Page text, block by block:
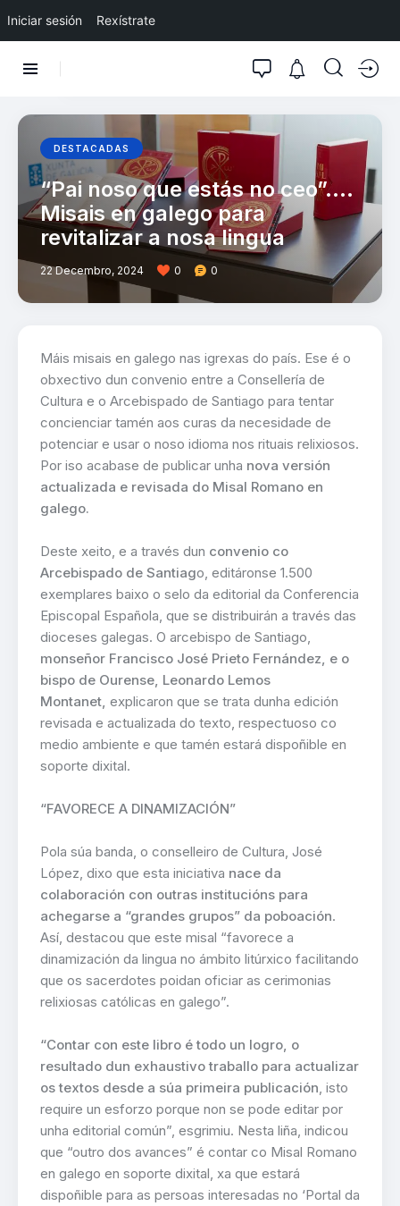
Iniciar sesión Rexístrate
DESTACADAS
“Pai noso que estás no ceo”….
Misais en galego para
revitalizar a nosa lingua
22 Decembro, 2024 0 0
Máis misais en galego nas igrexas do país. Ese é o
obxectivo dun convenio entre a Consellería de
Cultura e o Arcebispado de Santiago para tentar
concienciar tamén aos curas da necesidade de
potenciar e usar o noso idioma nos rituais relixiosos.
Por iso acabase de publicar unha nova versión
actualizada e revisada do Misal Romano en
galego.
Deste xeito, e a través dun convenio co
Arcebispado de Santiago, editáronse 1.500
exemplares baixo o selo da editorial da Conferencia
Episcopal Española, que se distribuirán a través das
dioceses galegas. O arcebispo de Santiago,
monseñor Francisco José Prieto Fernández, e o
bispo de Ourense, Leonardo Lemos
Montanet, explicaron que se trata dunha edición
revisada e actualizada do texto, respectuoso co
medio ambiente e que tamén estará dispoñible en
soporte dixital.
“FAVORECE A DINAMIZACIÓN”
Pola súa banda, o conselleiro de Cultura, José
López, dixo que esta iniciativa nace da
colaboración con outras institucións para
achegarse a “grandes grupos” da poboación.
Así, destacou que este misal “favorece a
dinamización da lingua no ámbito litúrxico facilitando
que os sacerdotes poidan oficiar as cerimonias
relixiosas católicas en galego”.
“Contar con este libro é todo un logro, o
resultado dun exhaustivo traballo para actualizar
os textos desde a súa primeira publicación , isto
require un esforzo porque non se pode editar por
unha editorial común”, esgrimiu. Nesta liña, indicou
que “outro dos avances” é contar co Misal Romano
en galego en soporte dixital, xa que estará
dispoñible para as persoas interesadas no ‘Portal da